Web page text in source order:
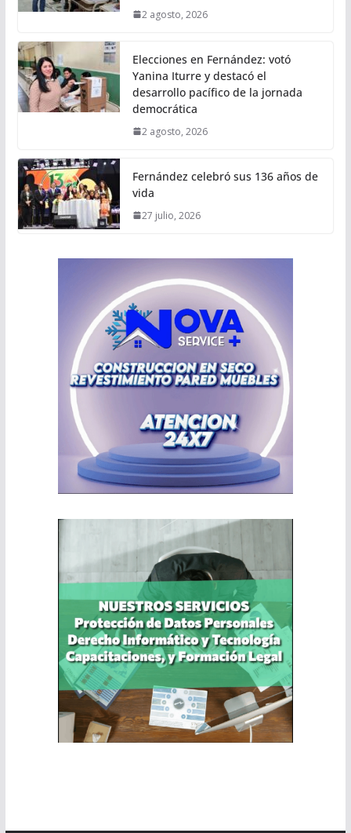
2 agosto, 2026
Elecciones en Fernández: votó
Yanina Iturre y destacó el
desarrollo pacífico de la jornada
democrática
2 agosto, 2026
Fernández celebró sus 136 años de
vida
27 julio, 2026